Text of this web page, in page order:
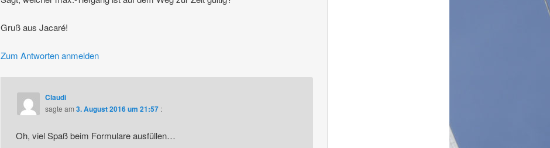
Gruß aus Jacaré!
Zum Antworten anmelden
Claudi
sagte am 3. August 2016 um 21:57 :
Oh, viel Spaß beim Formulare ausfüllen…